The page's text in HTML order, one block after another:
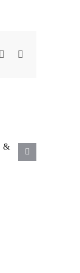
Xing